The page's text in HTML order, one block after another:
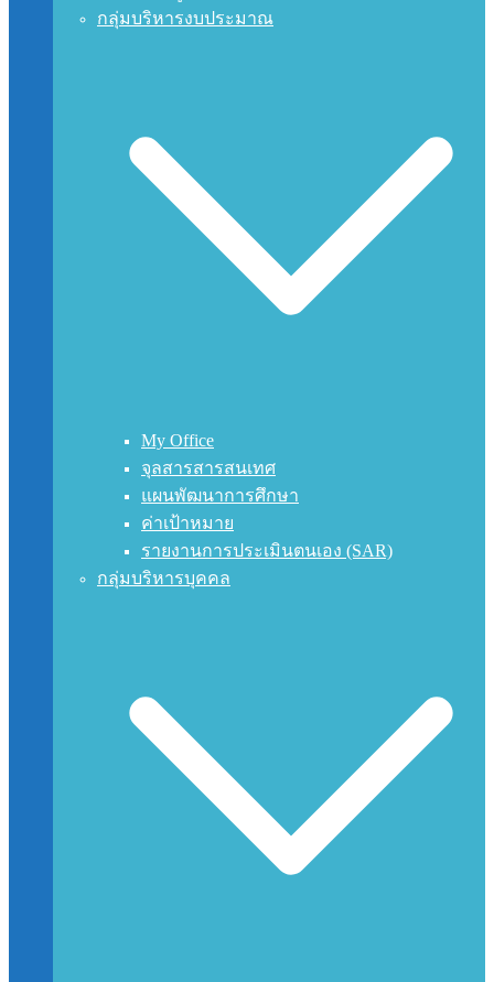
กลุ่มบริหารงบประมาณ
My Office
จุลสารสารสนเทศ
แผนพัฒนาการศึกษา
ค่าเป้าหมาย
รายงานการประเมินตนเอง (SAR)
กลุ่มบริหารบุคคล